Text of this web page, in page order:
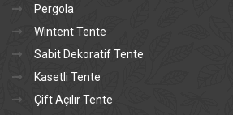
Pergola
Wintent Tente
Sabit Dekoratif Tente
Kasetli Tente
Çift Açılır Tente